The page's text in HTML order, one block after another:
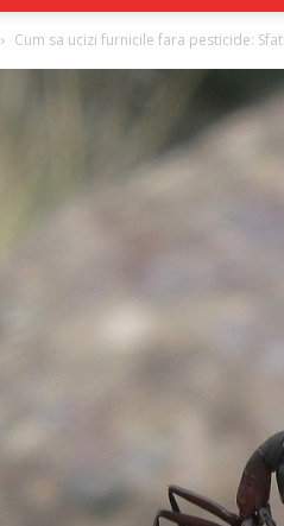
Cum sa ucizi furnicile fara pesticide: